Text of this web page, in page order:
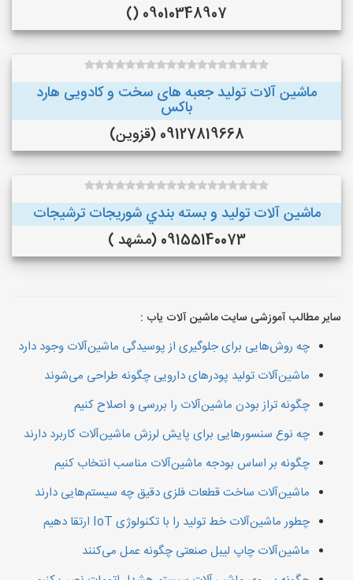
09010348907 ()
ماشین آلات تولید جعبه های سخت و کادویی هارد
باکس
09127819668 (قزوین)
ماشین آلات توليد و بسته بندي شوريجات ترشيجات
09155140073 (مشهد )
سایر مطالب آموزشی سایت ماشین آلات یاب :
چه روش‌هایی برای جلوگیری از پوسیدگی ماشین‌آلات وجود دارد
ماشین‌آلات تولید پودرهای دارویی چگونه طراحی می‌شوند
چگونه تراز بودن ماشین‌آلات را بررسی و اصلاح کنیم
چه نوع سنسورهایی برای پایش لرزش ماشین‌آلات کاربرد دارند
چگونه بر اساس بودجه ماشین‌آلات مناسب انتخاب کنیم
ماشین‌آلات ساخت قطعات فلزی دقیق چه سیستم‌هایی دارند
چطور ماشین‌آلات خط تولید را با تکنولوژی IoT ارتقا دهیم
ماشین‌آلات چاپ لیبل صنعتی چگونه عمل می‌کنند